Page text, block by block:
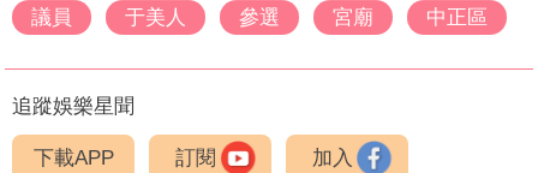
議員
于美人 參選 宮廟 中正區
追蹤娛樂星聞
下載APP 訂閱 加入